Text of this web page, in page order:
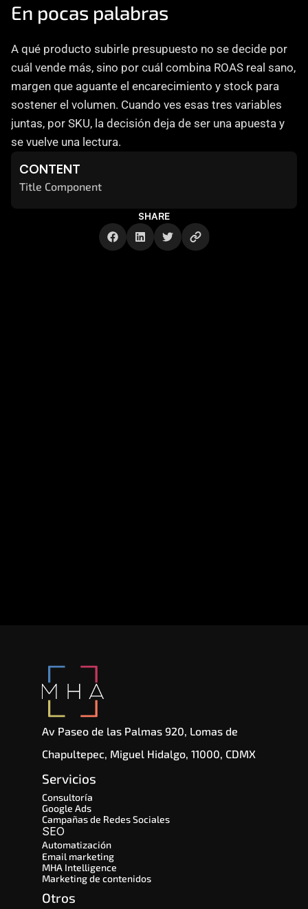
En pocas palabras
A qué producto subirle presupuesto no se decide por
cuál vende más, sino por cuál combina ROAS real sano,
margen que aguante el encarecimiento y stock para
sostener el volumen. Cuando ves esas tres variables
juntas, por SKU, la decisión deja de ser una apuesta y
se vuelve una lectura.
CONTENT
Title Component
SHARE
Av Paseo de las Palmas 920, Lomas de
Chapultepec, Miguel Hidalgo, 11000, CDMX
Servicios
Consultoría
Google Ads
Campañas de Redes Sociales
Automatización
Email marketing
MHA Intelligence
Marketing de contenidos
Otros